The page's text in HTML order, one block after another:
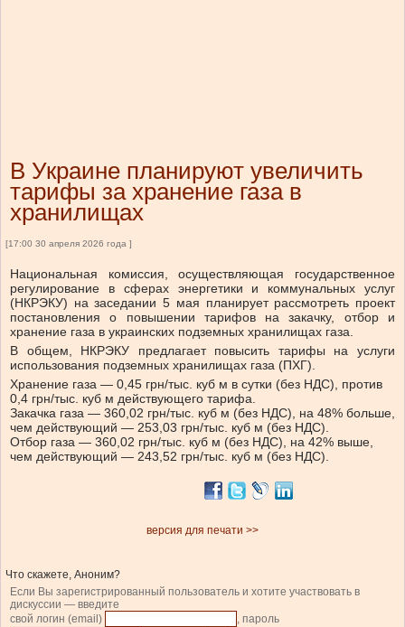
В Украине планируют увеличить
тарифы за хранение газа в
хранилищах
[17:00 30 апреля 2026 года ]
Национальная комиссия, осуществляющая государственное
регулирование в сферах энергетики и коммунальных услуг
(НКРЭКУ) на заседании 5 мая планирует рассмотреть проект
постановления о повышении тарифов на закачку, отбор и
хранение газа в украинских подземных хранилищах газа.
В общем, НКРЭКУ предлагает повысить тарифы на услуги
использования подземных хранилищах газа (ПХГ).
Хранение газа — 0,45 грн/тыс. куб м в сутки (без НДС), против
0,4 грн/тыс. куб м действующего тарифа.
Закачка газа — 360,02 грн/тыс. куб м (без НДС), на 48% больше,
чем действующий — 253,03 грн/тыс. куб м (без НДС).
Отбор газа — 360,02 грн/тыс. куб м (без НДС), на 42% выше,
чем действующий — 243,52 грн/тыс. куб м (без НДС).
версия для печати >>
Что скажете, Аноним?
Если Вы зарегистрированный пользователь и хотите участвовать в
дискуссии — введите
свой логин (email)
, пароль